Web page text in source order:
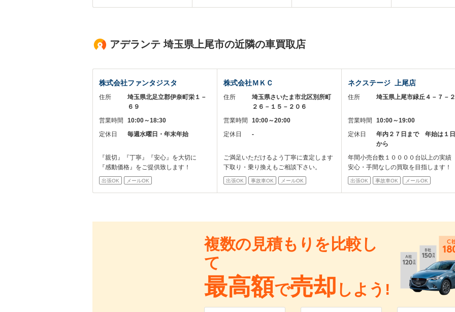
アデランテ 埼玉県上尾市の近隣の車買取店
株式会社ファンタジスタ
住所
埼玉県北足立郡伊奈町栄１－
６９
営業時間
10:00～18:30
定休日
毎週水曜日・年末年始
『親切』『丁寧』『安心』を大切に
『感動価格』をご提供致します！
出張OK メールOK
株式会社ＭＫＣ
住所
埼玉県さいたま市北区別所町
２６－１５－２０６
営業時間
10:00～20:00
定休日
-
ご満足いただけるよう丁寧に査定します
下取り・乗り換えもご相談下さい。
出張OK 事故車OK メールOK
ネクステージ 上尾店
住所 埼玉県上尾市緑丘４－７－２
営業時間
10:00～19:00
定休日
年内２７日まで 年始は１日
から
年間小売台数１００００台以上の実績
安心・手間なしの買取を目指します！
出張OK 事故車OK メールOK
複数の見積もりを比較し
て
最高額で売却 しよう!